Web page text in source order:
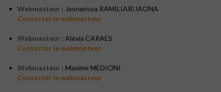
Webmasteur : Jaonarisoa RAMILIARIJAONA
Contacter le webmasteur
Webmasteur : Alexia CARAES
Contacter le webmasteur
Webmasteur : Maxime MEDIONI
Contacter le webmasteur